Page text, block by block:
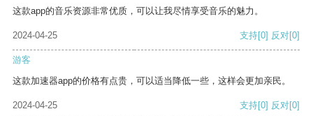
这款app的音乐资源非常优质，可以让我尽情享受音乐的魅力。
2024-04-25 支持[0] 反对[0]
游客
这款加速器app的价格有点贵，可以适当降低一些，这样会更加亲民。
2024-04-25 支持[0] 反对[0]